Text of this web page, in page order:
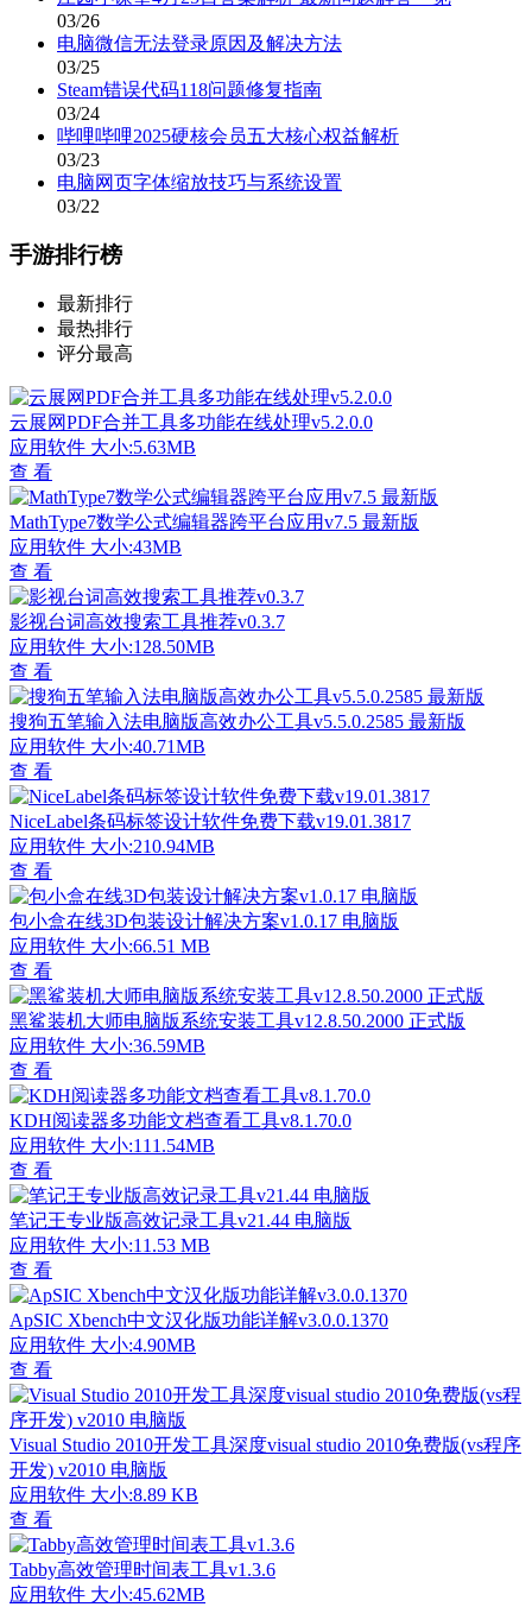
03/26
电脑微信无法登录原因及解决方法
03/25
Steam错误代码118问题修复指南
03/24
哔哩哔哩2025硬核会员五大核心权益解析
03/23
电脑网页字体缩放技巧与系统设置
03/22
手游排行榜
最新排行
最热排行
评分最高
云展网PDF合并工具多功能在线处理v5.2.0.0
应用软件 大小:5.63MB
查 看
MathType7数学公式编辑器跨平台应用v7.5 最新版
应用软件 大小:43MB
查 看
影视台词高效搜索工具推荐v0.3.7
应用软件 大小:128.50MB
查 看
搜狗五笔输入法电脑版高效办公工具v5.5.0.2585 最新版
应用软件 大小:40.71MB
查 看
NiceLabel条码标签设计软件免费下载v19.01.3817
应用软件 大小:210.94MB
查 看
包小盒在线3D包装设计解决方案v1.0.17 电脑版
应用软件 大小:66.51 MB
查 看
黑鲨装机大师电脑版系统安装工具v12.8.50.2000 正式版
应用软件 大小:36.59MB
查 看
KDH阅读器多功能文档查看工具v8.1.70.0
应用软件 大小:111.54MB
查 看
笔记王专业版高效记录工具v21.44 电脑版
应用软件 大小:11.53 MB
查 看
ApSIC Xbench中文汉化版功能详解v3.0.0.1370
应用软件 大小:4.90MB
查 看
Visual Studio 2010开发工具深度visual studio 2010免费版(vs程序
开发) v2010 电脑版
应用软件 大小:8.89 KB
查 看
Tabby高效管理时间表工具v1.3.6
应用软件 大小:45.62MB